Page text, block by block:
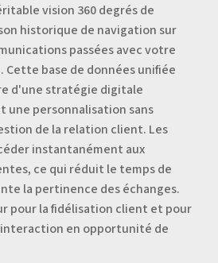
vision 360 degrés de
historique de navigation sur
passées avec votre
Cette base de données unifiée
d'une stratégie digitale
personnalisation sans
de la relation client. Les
instantanément aux
ce qui réduit le temps de
la pertinence des échanges.
pour la fidélisation client et pour
en opportunité de